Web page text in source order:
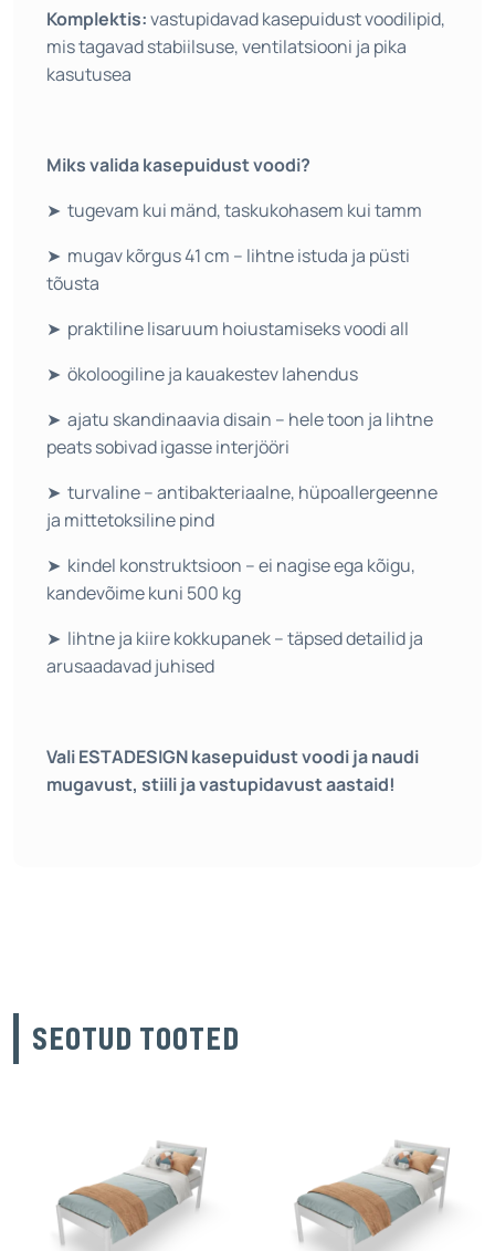
Komplektis:vastupidavad kasepuidust voodilipid,
mis tagavad stabiilsuse, ventilatsiooni ja pika
kasutusea
Miks valida kasepuidust voodi?
➤ tugevam kui mänd, taskukohasem kui tamm
➤ mugav kõrgus 41 cm – lihtne istuda ja püsti
tõusta
➤ praktiline lisaruum hoiustamiseks voodi all
➤ ökoloogiline ja kauakestev lahendus
➤ ajatu skandinaavia disain – hele toon ja lihtne
peats sobivad igasse interjööri
➤ turvaline – antibakteriaalne, hüpoallergeenne
ja mittetoksiline pind
➤ kindel konstruktsioon – ei nagise ega kõigu,
kandevõime kuni 500 kg
➤ lihtne ja kiire kokkupanek – täpsed detailid ja
arusaadavad juhised
Vali ESTADESIGN kasepuidust voodi ja naudi
mugavust, stiili ja vastupidavust aastaid!
SEOTUD TOOTED